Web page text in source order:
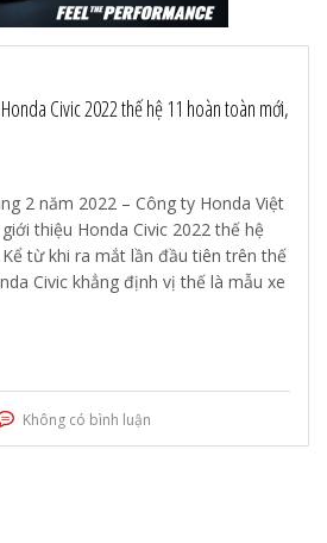
Civic 2022 thế hệ 11 hoàn toàn mới,
2 năm 2022 – Công ty Honda Việt
thiệu Honda Civic 2022 thế hệ
từ khi ra mắt lần đầu tiên trên thế
Civic khẳng định vị thế là mẫu xe
Không có bình luận